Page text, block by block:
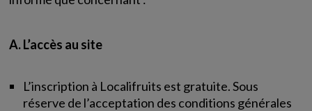
A. L’accès au site
L’inscription à Localifruits est gratuite. Sous
réserve de l’acceptation des conditions générales